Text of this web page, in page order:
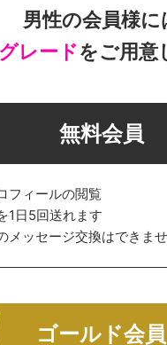
男性の会員様に
レードをご用意
無料会員
フィールの閲覧
1日5回送れます
メッセージ交換はできま
ゴールド会員